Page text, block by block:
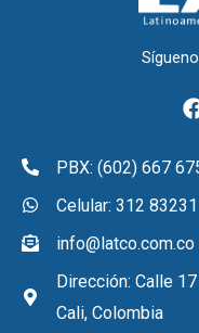
PBX: (602) 667
Celular: 312
Dirección: Calle
Cali, Colombia